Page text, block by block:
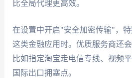
比全局代理更高效。
在设置中开启"安全加密传输"，
这类金融应用时。优质服务商还
比如指定淘宝走电信专线、视频
国际出口拥塞点。